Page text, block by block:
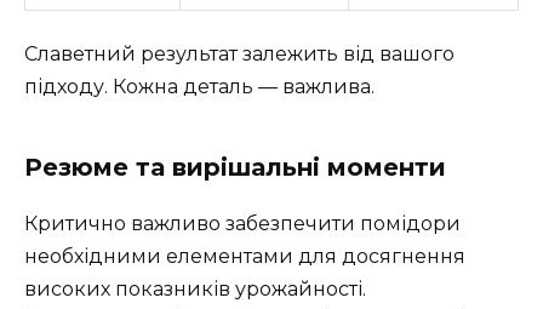
Славетний результат залежить від вашого
підходу. Кожна деталь — важлива.
Резюме та вирішальні моменти
Критично важливо забезпечити помідори
необхідними елементами для досягнення
високих показників урожайності.